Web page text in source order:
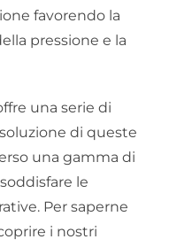
favorendo la
pressione e la
una serie di
di queste
una gamma di
le
Per saperne
i nostri